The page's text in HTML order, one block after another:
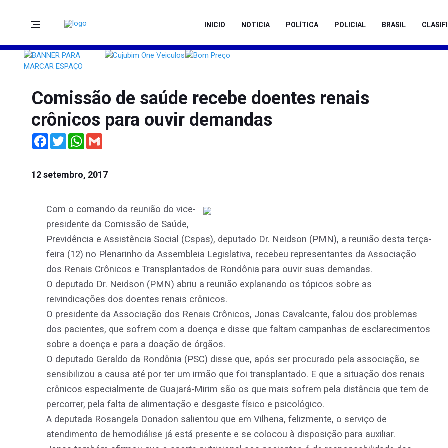
INICIO NOTICIA POLÍTICA POLICIAL BRASIL
Comissão de saúde recebe doentes renais
crônicos para ouvir demandas
Facebook
TwitterWhatsApp
12 setembro, 2017
Com o comando da reunião do vice-
presidente da Comissão de Saúde,
Previdência e Assistência Social (Cspas), deputado Dr. Neidson (PMN), a reunião desta terça-
feira (12) no Plenarinho da Assembleia Legislativa, recebeu representantes da Associação
dos Renais Crônicos e Transplantados de Rondônia para ouvir suas demandas.
O deputado Dr. Neidson (PMN) abriu a reunião explanando os tópicos sobre as
reivindicações dos doentes renais crônicos.
O presidente da Associação dos Renais Crônicos, Jonas Cavalcante, falou dos problemas
dos pacientes, que sofrem com a doença e disse que faltam campanhas de esclarecimentos
sobre a doença e para a doação de órgãos.
O deputado Geraldo da Rondônia (PSC) disse que, após ser procurado pela associação, se
sensibilizou a causa até por ter um irmão que foi transplantado. E que a situação dos renais
crônicos especialmente de Guajará-Mirim são os que mais sofrem pela distância que tem de
percorrer, pela falta de alimentação e desgaste físico e psicológico.
A deputada Rosangela Donadon salientou que em Vilhena, felizmente, o serviço de
atendimento de hemodiálise já está presente e se colocou à disposição para auxiliar.